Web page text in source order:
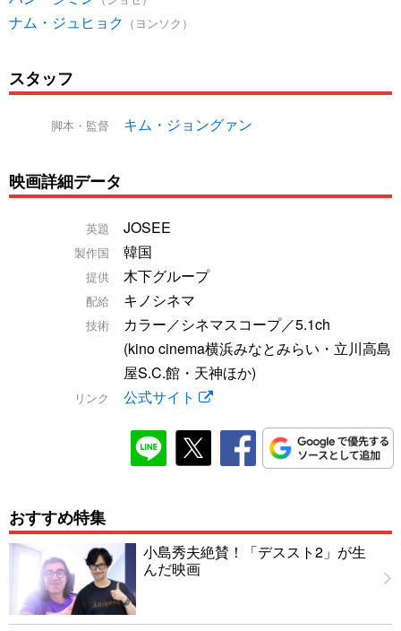
ナム・ジュヒョク （ヨンソク）
スタッフ
脚本・監督 キム・ジョングァン
映画詳細データ
英題 JOSEE
製作国 韓国
提供 木下グループ
配給 キノシネマ
技術
カラー／シネマスコープ／5.1ch
(kino cinema横浜みなとみらい・立川高島
屋S.C.館・天神ほか)
リンク 公式サイト
おすすめ特集
小島秀夫絶賛！「デススト2」が生
んだ映画